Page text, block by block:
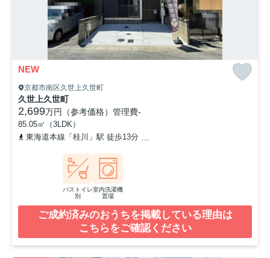
NEW
京都市南区久世上久世町
久世上久世町
2,699万円（参考価格） 管理費-
85.05㎡（3LDK）
東海道本線「桂川」駅 徒歩13分
バストイレ
別
室内洗濯機
置場
ご成約済みのおうちを掲載している理由は
こちらをご確認ください